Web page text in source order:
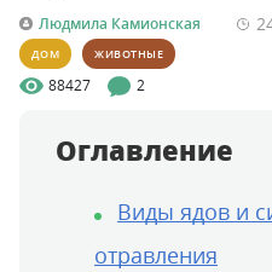
Людмила Камионская
ДОМ ЖИВОТНЫЕ
88427 2
Оглавление
Виды ядов и
отравления